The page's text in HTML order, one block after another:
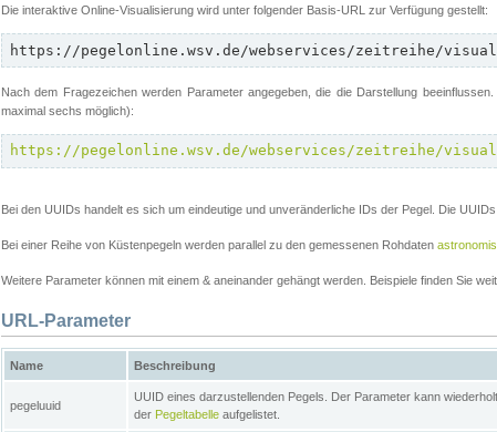
Die interaktive Online-Visualisierung wird unter folgender Basis-URL zur Verfügung gestellt:
https://pegelonline.wsv.de/webservices/zeitreihe/
Nach dem Fragezeichen werden Parameter angegeben, die die Darstellung
maximal sechs möglich):
https://pegelonline.wsv.de/webservices/zeitreihe/
Bei den UUIDs handelt es sich um eindeutige und unveränderliche IDs der Pegel. Die
Bei einer Reihe von Küstenpegeln werden parallel zu den gemessenen Rohdaten
Weitere Parameter können mit einem & aneinander gehängt werden. Beispiele finden Sie
URL-Parameter
Name Beschreibung
pegeluuid
UUID eines darzustellenden Pegels. Der Parameter kann
der Pegeltabelle aufgelistet.